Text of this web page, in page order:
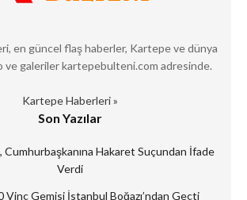
en güncel flaş haberler, Kartepe ve dünya
ve galeriler kartepebulteni.com adresinde.
Kartepe Haberleri »
Son Yazılar
Hakaret Suçundan İfade
Verdi
Vinç Gemisi İstanbul Boğazı’ndan Geçti